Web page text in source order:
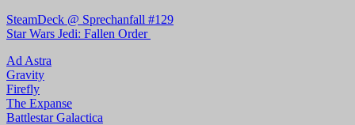
SteamDeck @ Sprechanfall #129
Star Wars Jedi: Fallen Order
Ad Astra
Gravity
Firefly
The Expanse
Battlestar Galactica